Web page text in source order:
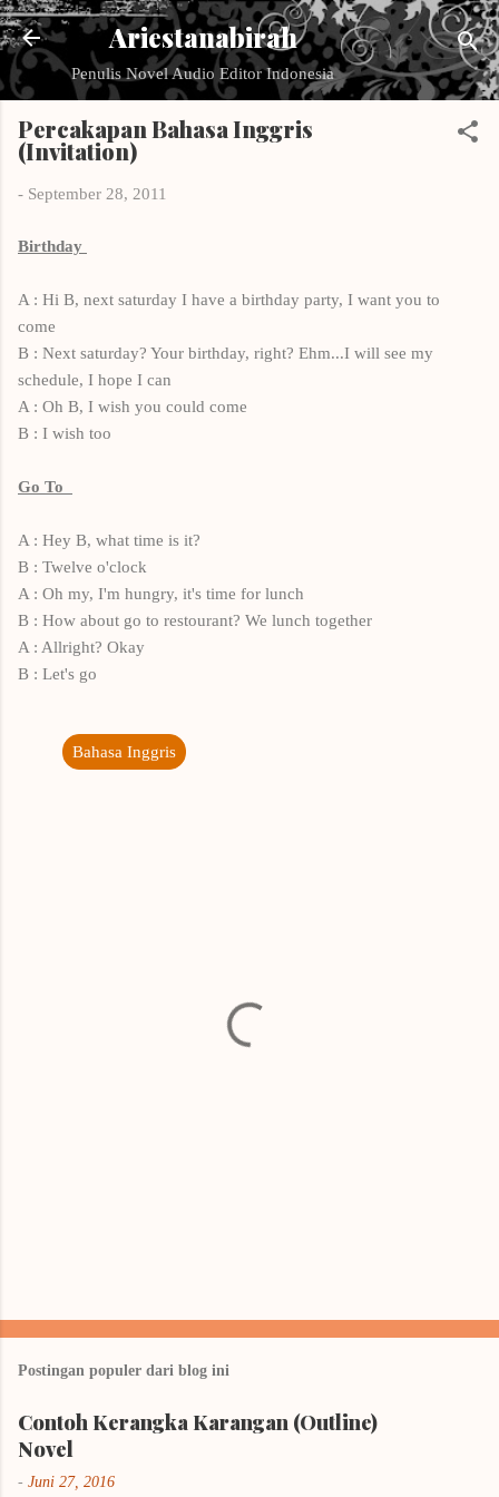
Langsung ke konten utama
Ariestanabirah
Penulis Novel Audio Editor Indonesia
Percakapan Bahasa Inggris
(Invitation)
- September 28, 2011
Birthday
A : Hi B, next saturday I have a birthday party, I want you to
come
B : Next saturday? Your birthday, right? Ehm...I will see my
schedule, I hope I can
A : Oh B, I wish you could come
B : I wish too
Go To
A : Hey B, what time is it?
B : Twelve o'clock
A : Oh my, I'm hungry, it's time for lunch
B : How about go to restourant? We lunch together
A : Allright? Okay
B : Let's go
Bahasa Inggris
Postingan populer dari blog ini
Contoh Kerangka Karangan (Outline)
Novel
- Juni 27, 2016